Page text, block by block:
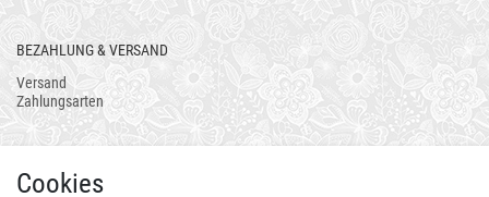
BEZAHLUNG & VERSAND
Versand
Zahlungsarten
Cookies